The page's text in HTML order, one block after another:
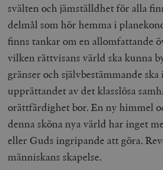
svälten och jämställdhet för alla
delmål som hör hemma i
finns tankar om en allomfattande
vilken rättvisans värld ska kunna
gränser och självbestämmande
upprättandet av det klasslösa
orättfärdighet bor. En ny himmel
denna sköna nya värld har inget
eller Guds ingripande att göra.
människans skapelse.